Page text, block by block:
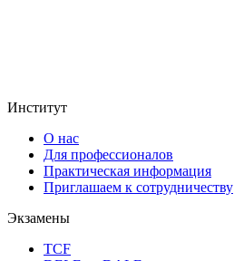
Институт
О нас
Для профессионалов
Практическая информация
Приглашаем к сотрудничеству
Экзамены
TCF